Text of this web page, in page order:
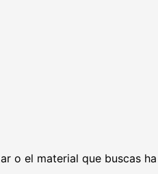
o el material que buscas